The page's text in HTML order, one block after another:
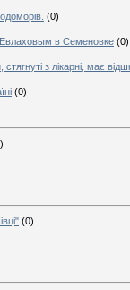
(0)
в Семеновке (0)
з лікарні, має
(0)
(0)